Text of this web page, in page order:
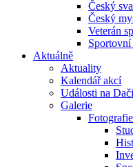
Český
Český
Veterán
Aktuálně
Aktuality
Kalendář akcí
Události na
Galerie
Fotografie